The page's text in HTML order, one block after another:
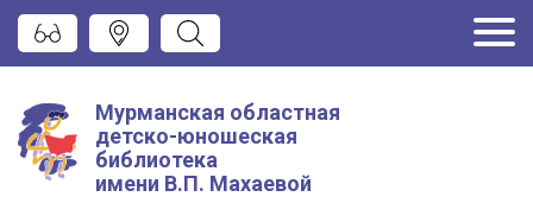
Мурманская областная
детско-юношеская
библиотека
имени В.П. Махаевой